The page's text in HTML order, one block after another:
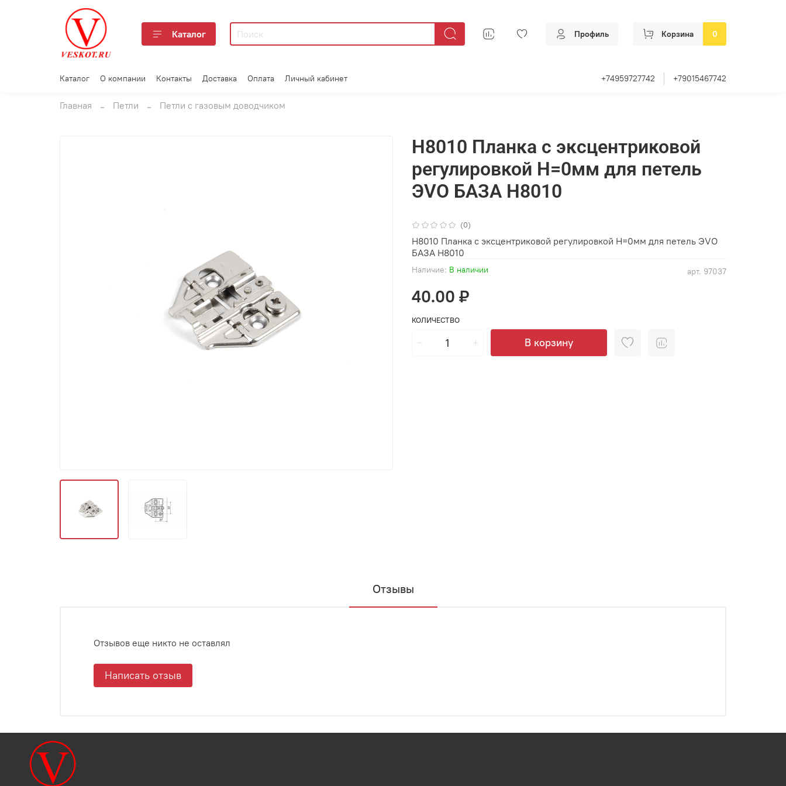
Каталог Профиль Корзина 0
Каталог О компании Контакты Доставка Оплата Личный кабинет +74959727742 +79015467742
Главная Петли Петли с газовым доводчиком
(0)
арт. 97037
Наличие: В наличии
Н8010 Планка с эксцентриковой
регулировкой Н=0мм для петель
ЭVO БАЗА H8010
40.00 ₽
КОЛИЧЕСТВО
В корзину
Н8010 Планка с эксцентриковой регулировкой Н=0мм для петель ЭVO
БАЗА H8010
Отзывы
Отзывов еще никто не оставлял
Написать отзыв